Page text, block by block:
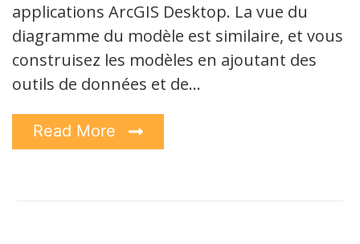
applications ArcGIS Desktop. La vue du
diagramme du modèle est similaire, et vous
construisez les modèles en ajoutant des
outils de données et de…
Read More